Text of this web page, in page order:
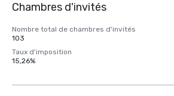
Chambres d'invités
Nombre total de chambres d'invités
103
Taux d'imposition
15,26%